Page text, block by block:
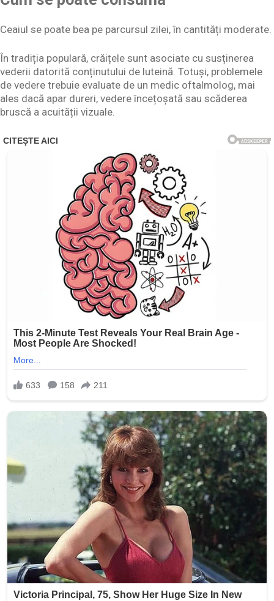
Ceaiul se poate bea pe parcursul zilei, în cantități moderate.
În tradiția populară, crăițele sunt asociate cu susținerea
vederii datorită conținutului de luteină. Totuși, problemele
de vedere trebuie evaluate de un medic oftalmolog, mai
ales dacă apar dureri, vedere încețoșată sau scăderea
bruscă a acuității vizuale.